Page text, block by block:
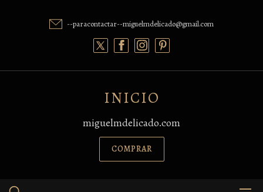
--paracontactar--miguelmdelicado@gmail.com
INICIO
miguelmdelicado.com
COMPRAR